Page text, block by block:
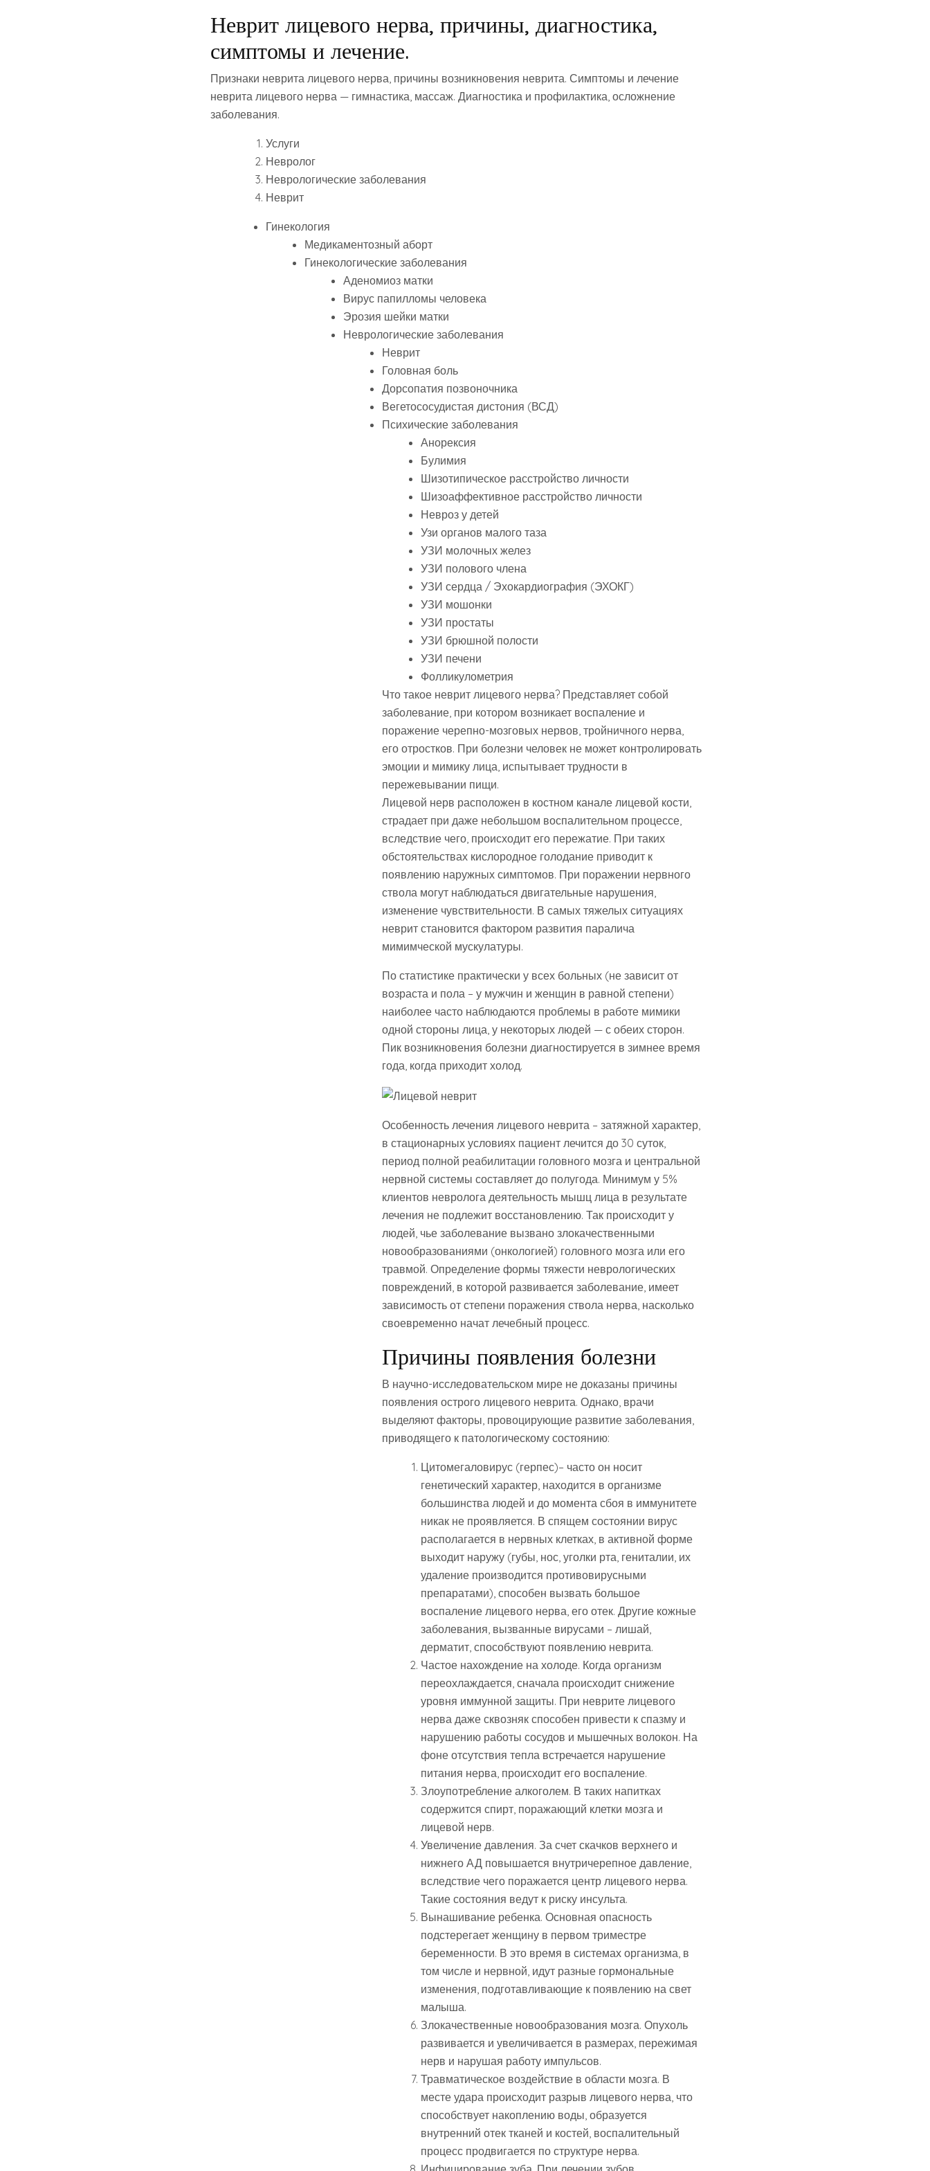
Неврит лицевого нерва, причины, диагностика,
симптомы и лечение.
Признаки неврита лицевого нерва, причины возникновения неврита. Симптомы и лечение
неврита лицевого нерва — гимнастика, массаж. Диагностика и профилактика, осложнение
заболевания.
Услуги
Невролог
Неврологические заболевания
Неврит
Гинекология
Медикаментозный аборт
Гинекологические заболевания
Аденомиоз матки
Вирус папилломы человека
Эрозия шейки матки
Неврологические заболевания
Неврит
Головная боль
Дорсопатия позвоночника
Вегетососудистая дистония (ВСД)
Психические заболевания
Анорексия
Булимия
Шизотипическое расстройство личности
Шизоаффективное расстройство личности
Невроз у детей
Узи органов малого таза
УЗИ молочных желез
УЗИ полового члена
УЗИ сердца / Эхокардиография (ЭХОКГ)
УЗИ мошонки
УЗИ простаты
УЗИ брюшной полости
УЗИ печени
Фолликулометрия
Что такое неврит лицевого нерва? Представляет собой
заболевание, при котором возникает воспаление и
поражение черепно-мозговых нервов, тройничного нерва,
его отростков. При болезни человек не может контролировать
эмоции и мимику лица, испытывает трудности в
пережевывании пищи.
Лицевой нерв расположен в костном канале лицевой кости,
страдает при даже небольшом воспалительном процессе,
вследствие чего, происходит его пережатие. При таких
обстоятельствах кислородное голодание приводит к
появлению наружных симптомов. При поражении нервного
ствола могут наблюдаться двигательные нарушения,
изменение чувствительности. В самых тяжелых ситуациях
неврит становится фактором развития паралича
мимимческой мускулатуры.
По статистике практически у всех больных (не зависит от
возраста и пола – у мужчин и женщин в равной степени)
наиболее часто наблюдаются проблемы в работе мимики
одной стороны лица, у некоторых людей — с обеих сторон.
Пик возникновения болезни диагностируется в зимнее время
года, когда приходит холод.
Особенность лечения лицевого неврита – затяжной характер,
в стационарных условиях пациент лечится до 30 суток,
период полной реабилитации головного мозга и центральной
нервной системы составляет до полугода. Минимум у 5%
клиентов невролога деятельность мышц лица в результате
лечения не подлежит восстановлению. Так происходит у
людей, чье заболевание вызвано злокачественными
новообразованиями (онкологией) головного мозга или его
травмой. Определение формы тяжести неврологических
повреждений, в которой развивается заболевание, имеет
зависимость от степени поражения ствола нерва, насколько
своевременно начат лечебный процесс.
Причины появления болезни
В научно-исследовательском мире не доказаны причины
появления острого лицевого неврита. Однако, врачи
выделяют факторы, провоцирующие развитие заболевания,
приводящего к патологическому состоянию:
Цитомегаловирус (герпес)– часто он носит
генетический характер, находится в организме
большинства людей и до момента сбоя в иммунитете
никак не проявляется. В спящем состоянии вирус
располагается в нервных клетках, в активной форме
выходит наружу (губы, нос, уголки рта, гениталии, их
удаление производится противовирусными
препаратами), способен вызвать большое
воспаление лицевого нерва, его отек. Другие кожные
заболевания, вызванные вирусами – лишай,
дерматит, способствуют появлению неврита.
Частое нахождение на холоде. Когда организм
переохлаждается, сначала происходит снижение
уровня иммунной защиты. При неврите лицевого
нерва даже сквозняк способен привести к спазму и
нарушению работы сосудов и мышечных волокон. На
фоне отсутствия тепла встречается нарушение
питания нерва, происходит его воспаление.
Злоупотребление алкоголем. В таких напитках
содержится спирт, поражающий клетки мозга и
лицевой нерв.
Увеличение давления. За счет скачков верхнего и
нижнего АД повышается внутричерепное давление,
вследствие чего поражается центр лицевого нерва.
Такие состояния ведут к риску инсульта.
Вынашивание ребенка. Основная опасность
подстерегает женщину в первом триместре
беременности. В это время в системах организма, в
том числе и нервной, идут разные гормональные
изменения, подготавливающие к появлению на свет
малыша.
Злокачественные новообразования мозга. Опухоль
развивается и увеличивается в размерах, пережимая
нерв и нарушая работу импульсов.
Травматическое воздействие в области мозга. В
месте удара происходит разрыв лицевого нерва, что
способствует накоплению воды, образуется
внутренний отек тканей и костей, воспалительный
процесс продвигается по структуре нерва.